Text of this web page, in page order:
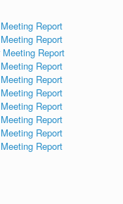
Report
Report
Report
Report
Report
Report
Report
Report
Report
Report